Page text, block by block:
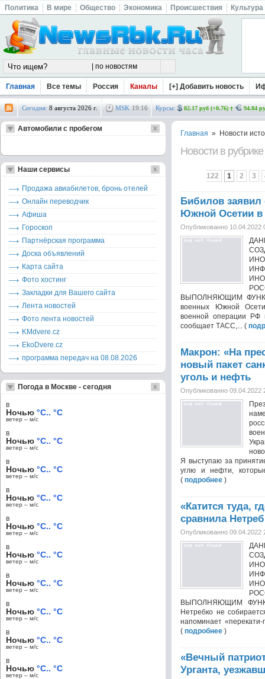
Политика В мире Общество Экономика Происшествия Культура
Главная Все темы Россия Каналы [+] Добавить новость
Сегодня: 8 августа 2026 г. MSK 19:16 Курсы: 82.17 руб (+0.76) 94.84
Главная » Новости
Новости в
122 1 2 3
Бибилов заявил
Южной Осетии в
Опубликованно 10.04.2022
ВЫПОЛНЯЮЩИМ
военных Южной
военной операции РФ
сообщает ТАСС,... (
Макрон: «На
новый пакет
уголь и нефть
Опубликованно 09.04.2022
Я выступаю за
углю и нефти,
( подробнее )
«Катится туда,
сравнила
Опубликованно 09.04.2022
ВЫПОЛНЯЮЩИМ
Нетребко не
напоминает «перекати-
( подробнее )
«Вечный
Урганта,
Автомобили с пробегом
Наши сервисы
Продажа авиабилетов, бронь отелей
Онлайн переводчик
Афиша
Гороскоп
Партнёрская программа
Доска объявлений
Карта сайта
Фото хостинг
Закладки для Вашего сайта
Лента новостей
Фото лента новостей
KMdvere.cz
EkoDvere.cz
программа передач на 08.08.2026
Погода в Москве - сегодня
в
Ночью °C.. °C
ветер – м/c
в
Ночью °C.. °C
ветер – м/c
в
Ночью °C.. °C
ветер – м/c
в
Ночью °C.. °C
ветер – м/c
в
Ночью °C.. °C
ветер – м/c
в
Ночью °C.. °C
ветер – м/c
в
Ночью °C.. °C
ветер – м/c
в
Ночью °C.. °C
ветер – м/c
в
Ночью °C.. °C
ветер – м/c
в
Ночью °C.. °C
ветер – м/c